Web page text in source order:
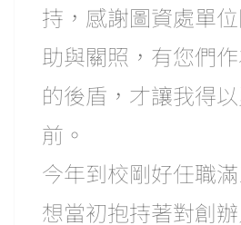
持，感謝圖資處單
助與關照，有您們
的後盾，才讓我得
前。
今年到校剛好任職
想當初抱持著對創